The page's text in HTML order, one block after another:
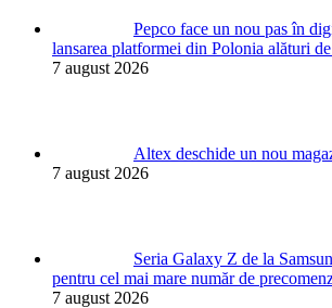
Pepco face un nou pas în
lansarea platformei din Polonia alături
7 august 2026
Altex deschide un nou
7 august 2026
Seria Galaxy Z de la
pentru cel mai mare număr de
7 august 2026